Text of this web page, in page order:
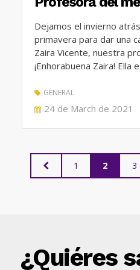
Dejamos el invierno
primavera para dar una
Zaira Vicente, nuestra
¡Enhorabuena Zaira! Ella
GENERAL
POSTED
24 de March de 2021
Posts
PREVIOUS
PAGE
PAGE
1 PAGE
2 3
¿Quiéres